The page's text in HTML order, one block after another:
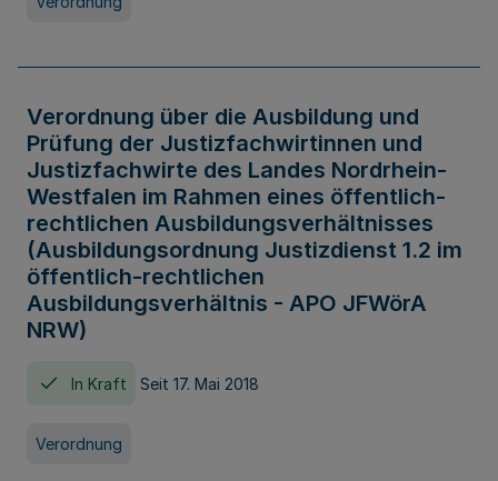
Verordnung über die Ausbildung und
Prüfung der Justizfachwirtinnen und
Justizfachwirte des Landes Nordrhein-
Westfalen im Rahmen eines öffentlich-
rechtlichen Ausbildungsverhältnisses
(Ausbildungsordnung Justizdienst 1.2 im
öffentlich-rechtlichen
Ausbildungsverhältnis - APO JFWörA
NRW)
In Kraft Seit 17. Mai 2018
Verordnung